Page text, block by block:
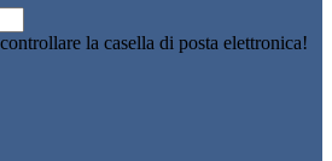
la casella di posta elettronica!